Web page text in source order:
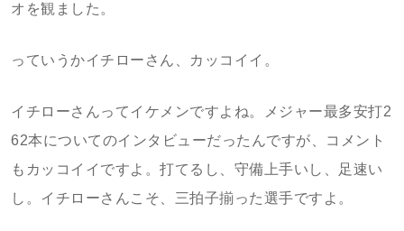
オを観ました。
っていうかイチローさん、カッコイイ。
イチローさんってイケメンですよね。メジャー最多安打2
62本についてのインタビューだったんですが、コメント
もカッコイイですよ。打てるし、守備上手いし、足速い
し。イチローさんこそ、三拍子揃った選手ですよ。